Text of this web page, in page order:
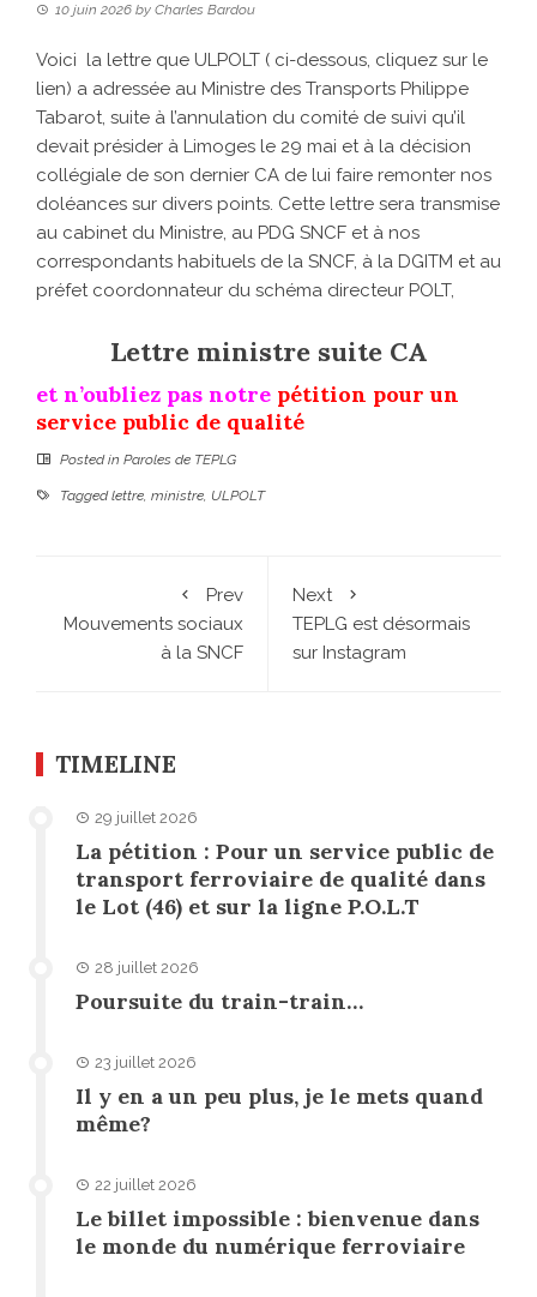
10 juin 2026 by Charles Bardou
Voici la lettre que ULPOLT ( ci-dessous, cliquez sur le
lien) a adressée au Ministre des Transports Philippe
Tabarot, suite à l’annulation du comité de suivi qu’il
devait présider à Limoges le 29 mai et à la décision
collégiale de son dernier CA de lui faire remonter nos
doléances sur divers points. Cette lettre sera transmise
au cabinet du Ministre, au PDG SNCF et à nos
correspondants habituels de la SNCF, à la DGITM et au
préfet coordonnateur du schéma directeur POLT,
Lettre ministre suite CA
et n’oubliez pas notre pétition pour un
service public de qualité
Posted in Paroles de TEPLG
Taggedlettre, ministre, ULPOLT
Prev
Mouvements sociaux
à la SNCF
Next
TEPLG est désormais
sur Instagram
TIMELINE
29 juillet 2026
La pétition : Pour un service public de
transport ferroviaire de qualité dans
le Lot (46) et sur la ligne P.O.L.T
28 juillet 2026
Poursuite du train-train…
23 juillet 2026
Il y en a un peu plus, je le mets quand
même?
22 juillet 2026
Le billet impossible : bienvenue dans
le monde du numérique ferroviaire